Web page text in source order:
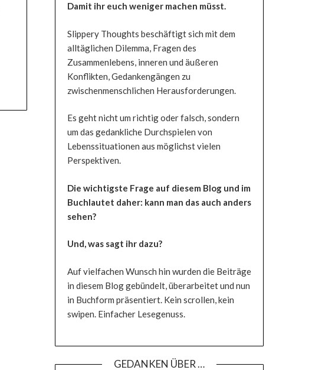
Damit ihr euch weniger machen müsst.
Slippery Thoughts beschäftigt sich mit dem
alltäglichen Dilemma, Fragen des
Zusammenlebens, inneren und äußeren
Konflikten, Gedankengängen zu
zwischenmenschlichen Herausforderungen.
Es geht nicht um richtig oder falsch, sondern
um das gedankliche Durchspielen von
Lebenssituationen aus möglichst vielen
Perspektiven.
Die wichtigste Frage auf diesem Blog und im
Buchlautet daher: kann man das auch anders
sehen?
Und, was sagt ihr dazu?
Auf vielfachen Wunsch hin wurden die Beiträge
in diesem Blog gebündelt, überarbeitet und nun
in Buchform präsentiert. Kein scrollen, kein
swipen. Einfacher Lesegenuss.
GEDANKEN ÜBER …